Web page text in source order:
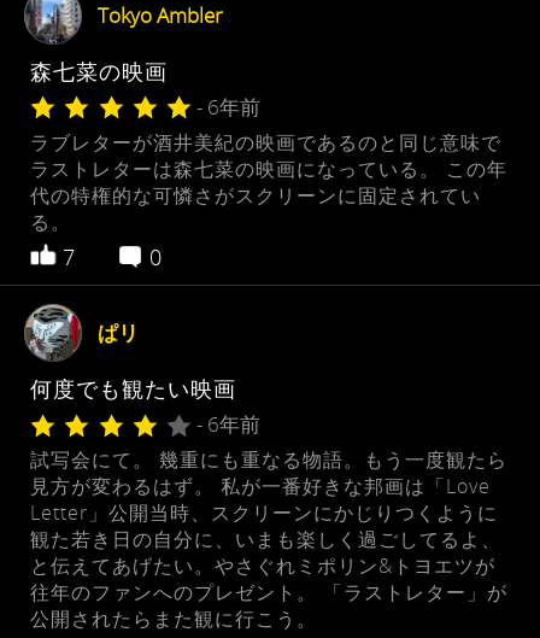
Tokyo Ambler
森七菜の映画
- 6年前
ラブレターが酒井美紀の映画であるのと同じ意味で
ラストレターは森七菜の映画になっている。 この年
代の特権的な可憐さがスクリーンに固定されてい
る。
7 0
ぱリ
何度でも観たい映画
- 6年前
試写会にて。 幾重にも重なる物語。もう一度観たら
見方が変わるはず。 私が一番好きな邦画は「Love
Letter」公開当時、スクリーンにかじりつくように
観た若き日の自分に、いまも楽しく過ごしてるよ、
と伝えてあげたい。やさぐれミポリン&トヨエツが
往年のファンへのプレゼント。 「ラストレター」が
公開されたらまた観に行こう。